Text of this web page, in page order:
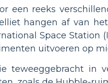
een reeks
hangen af ​​van
Space Station
uitvoeren op
teweeggebracht in